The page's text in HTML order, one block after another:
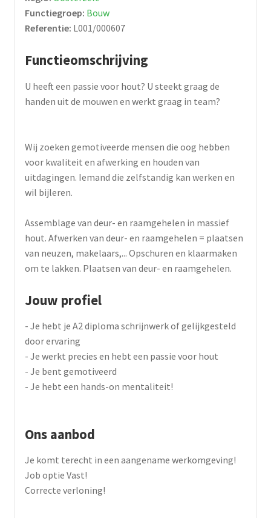
Functiegroep: Bouw
Referentie: L001/000607
Functieomschrijving
U heeft een passie voor hout? U steekt graag de
handen uit de mouwen en werkt graag in team?
Wij zoeken gemotiveerde mensen die oog hebben
voor kwaliteit en afwerking en houden van
uitdagingen. Iemand die zelfstandig kan werken en
wil bijleren.
Assemblage van deur- en raamgehelen in massief
hout. Afwerken van deur- en raamgehelen = plaatsen
van neuzen, makelaars,... Opschuren en klaarmaken
om te lakken. Plaatsen van deur- en raamgehelen.
Jouw profiel
- Je hebt je A2 diploma schrijnwerk of gelijkgesteld
door ervaring
- Je werkt precies en hebt een passie voor hout
- Je bent gemotiveerd
- Je hebt een hands-on mentaliteit!
Ons aanbod
Je komt terecht in een aangename werkomgeving!
Job optie Vast!
Correcte verloning!